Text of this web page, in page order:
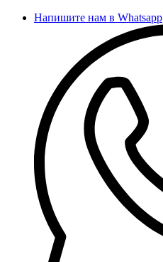
Напишите нам в Whatsapp